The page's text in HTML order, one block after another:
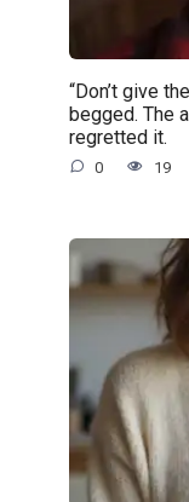
“Don’t give
begged. The
regretted it.
0 19